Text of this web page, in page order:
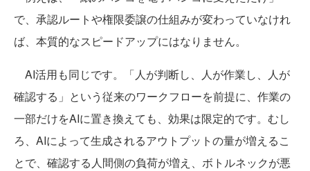
で、承認ルートや権限委譲の仕組みが変わっていなけれ
ば、本質的なスピードアップにはなりません。
AI活用も同じです。「人が判断し、人が作業し、人が
確認する」という従来のワークフローを前提に、作業の
一部だけをAIに置き換えても、効果は限定的です。むし
ろ、AIによって生成されるアウトプットの量が増えるこ
とで、確認する人間側の負荷が増え、ボトルネックが悪